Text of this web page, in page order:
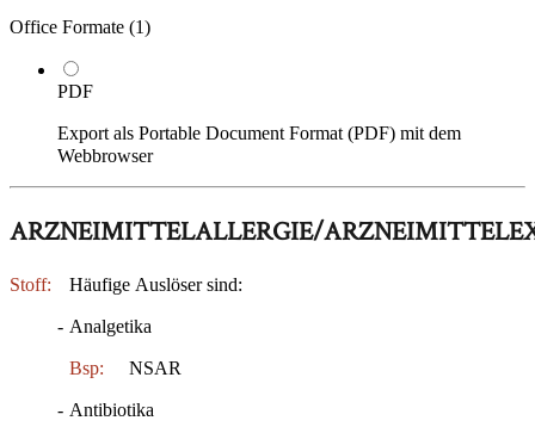
Office Formate (1)
PDF
Export als Portable Document Format (PDF) mit dem
Webbrowser
ARZNEIMITTELALLERGIE/
Stoff: Häufige Auslöser sind:
- Analgetika
Bsp: NSAR
- Antibiotika